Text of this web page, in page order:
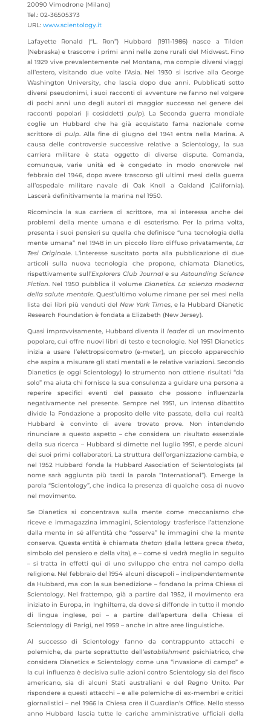
20090 Vimodrone (Milano)
Tel.: 02-36505373
URL: www.scientology.it
Lafayette Ronald (“L. Ron”) Hubbard (1911-1986) nasce a Tilden
(Nebraska) e trascorre i primi anni nelle zone rurali del Midwest. Fino
al 1929 vive prevalentemente nel Montana, ma compie diversiviaggi
all’estero, visitando due volte l’Asia. Nel 1930 si iscrive alla George
Washington University, che lascia dopo due anni. Pubblicati sotto
diversi pseudonimi, i suoi racconti di avventure ne fanno nel volgere
di pochi anni uno degli autori di maggior successo nel genere dei
racconti popolari (i cosiddetti pulp). La Seconda guerra mondiale
coglie un Hubbard che ha già acquistato fama nazionale come
scrittore dipulp. Alla fine di giugno del 1941 entra nella Marina. A
causa delle controversie successive relative a Scientology, la sua
carriera militare è stata oggetto di diverse dispute. Comanda,
comunque, varie unità ed è congedato in modo onorevole nel
febbraio del 1946, dopo avere trascorso gli ultimi mesi della guerra
all’ospedale militare navale di Oak Knoll a Oakland (California).
Lascerà definitivamente la marina nel 1950.
Ricomincia la sua carriera di scrittore, ma si interessa anche dei
problemi della mente umana e di esoterismo. Per la prima volta,
presenta i suoi pensieri su quella che definisce “una tecnologia della
mente umana” nel 1948 in un piccolo libro diffuso privatamente,La
Tesi Originale. L’interesse suscitato porta alla pubblicazione di due
articoli sulla nuova tecnologia che propone, chiamata Dianetics,
rispettivamente sull’Explorers Club Journale suAstounding Science
Fiction. Nel 1950 pubblica il volumeDianetics. La scienza moderna
della salute mentale. Quest’ultimo volume rimane per sei mesi nella
lista dei libri più venduti del New York Times, e la Hubbard Dianetic
Research Foundation è fondata a Elizabeth (New Jersey).
Quasi improvvisamente, Hubbard diventa il leaderdi un movimento
popolare, cui offre nuovi libri di testo e tecnologie. Nel 1951 Dianetics
inizia a usare l’elettropsicometro (e-meter), un piccolo apparecchio
che aspira a misurare gli stati mentali e le relative variazioni. Secondo
Dianetics (e oggi Scientology) lo strumento non ottiene risultati “da
solo” ma aiuta chi fornisce la sua consulenza a guidare una persona a
reperire specifici eventi del passato che possono influenzarla
negativamente nel presente. Sempre nel 1951, un intenso dibattito
divide la Fondazione a proposito delle vite passate, della cui realtà
Hubbard è convinto di avere trovato prove. Non intendendo
rinunciare a questo aspetto – che considera un risultato essenziale
della sua ricerca – Hubbard si dimette nel luglio 1951, e perde alcuni
dei suoi primi collaboratori. La struttura dell’organizzazione cambia, e
nel 1952 Hubbard fonda la Hubbard Association of Scientologists (al
nome sarà aggiunta più tardi la parola “International”). Emerge la
parola “Scientology”, che indica la presenza di qualche cosa di nuovo
nel movimento.
Se Dianetics si concentrava sulla mente come meccanismo che
riceve e immagazzina immagini, Scientology trasferisce l’attenzione
dalla mente in sé all’entità che “osserva” le immagini che la mente
conserva. Questa entità è chiamata thetan (dalla lettera grecatheta,
simbolo del pensiero e della vita), e – come si vedrà meglio in seguito
– si tratta in effetti qui di uno sviluppo che entra nel campo della
religione. Nel febbraio del 1954 alcuni discepoli – indipendentemente
da Hubbard, ma con la sua benedizione – fondano la prima Chiesa di
Scientology. Nel frattempo, già a partire dal 1952, il movimento era
iniziato in Europa, in Inghilterra, da dove si diffonde in tutto il mondo
di lingua inglese, poi – a partire dall’apertura della Chiesa di
Scientology di Parigi, nel 1959 – anche in altre aree linguistiche.
Al successo di Scientology fanno da contrappunto attacchi e
polemiche, da parte soprattutto dell’establishment psichiatrico, che
considera Dianetics e Scientology come una “invasione di campo” e
la cui influenza è decisiva sulle azioni contro Scientology sia del fisco
americano, sia di alcuni Stati australiani e del Regno Unito. Per
rispondere a questi attacchi – e alle polemiche di ex-membri e critici
giornalistici – nel 1966 la Chiesa crea il Guardian’s Office. Nello stesso
anno Hubbard lascia tutte le cariche amministrative ufficiali della